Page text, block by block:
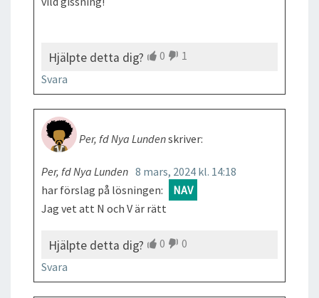
Hjälpte detta dig? 0
1
Svara
Per, fd Nya Lundenskriver:
8 mars, 2024 kl. 14:18
Per, fd Nya Lunden
har förslag på lösningen:
NAV
Jag vet att N och V är rätt
Hjälpte detta dig? 0
0
Svara